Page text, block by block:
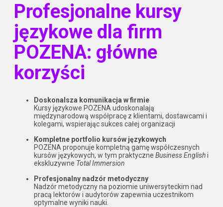
Profesjonalne kursy
językowe dla firm
POZENA: główne
korzyści
Doskonalsza komunikacja w firmie
Kursy językowe POZENA udoskonalają
międzynarodową współpracę z klientami, dostawcami i
kolegami, wspierając sukces całej organizacji
Kompletne portfolio kursów językowych
POZENA proponuje kompletną gamę współczesnych
kursów językowych, w tym praktyczne Business Englishi
ekskluzywne Total Immersion
Profesjonalny nadzór metodyczny
Nadzór metodyczny na poziomie uniwersyteckim nad
pracą lektorów i audytorów zapewnia uczestnikom
optymalne wyniki nauki.